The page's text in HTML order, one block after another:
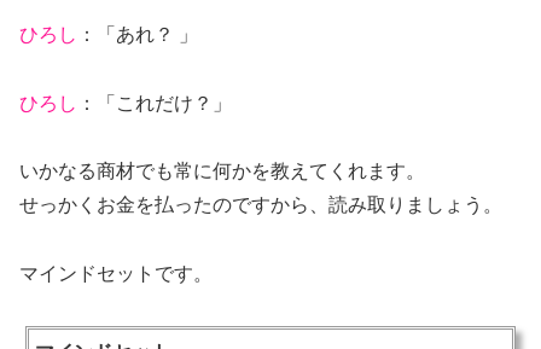
ひろし ：「あれ？ 」
ひろし ：「これだけ？」
いかなる商材でも常に何かを教えてくれます。
せっかくお金を払ったのですから、読み取りましょう。
マインドセットです。